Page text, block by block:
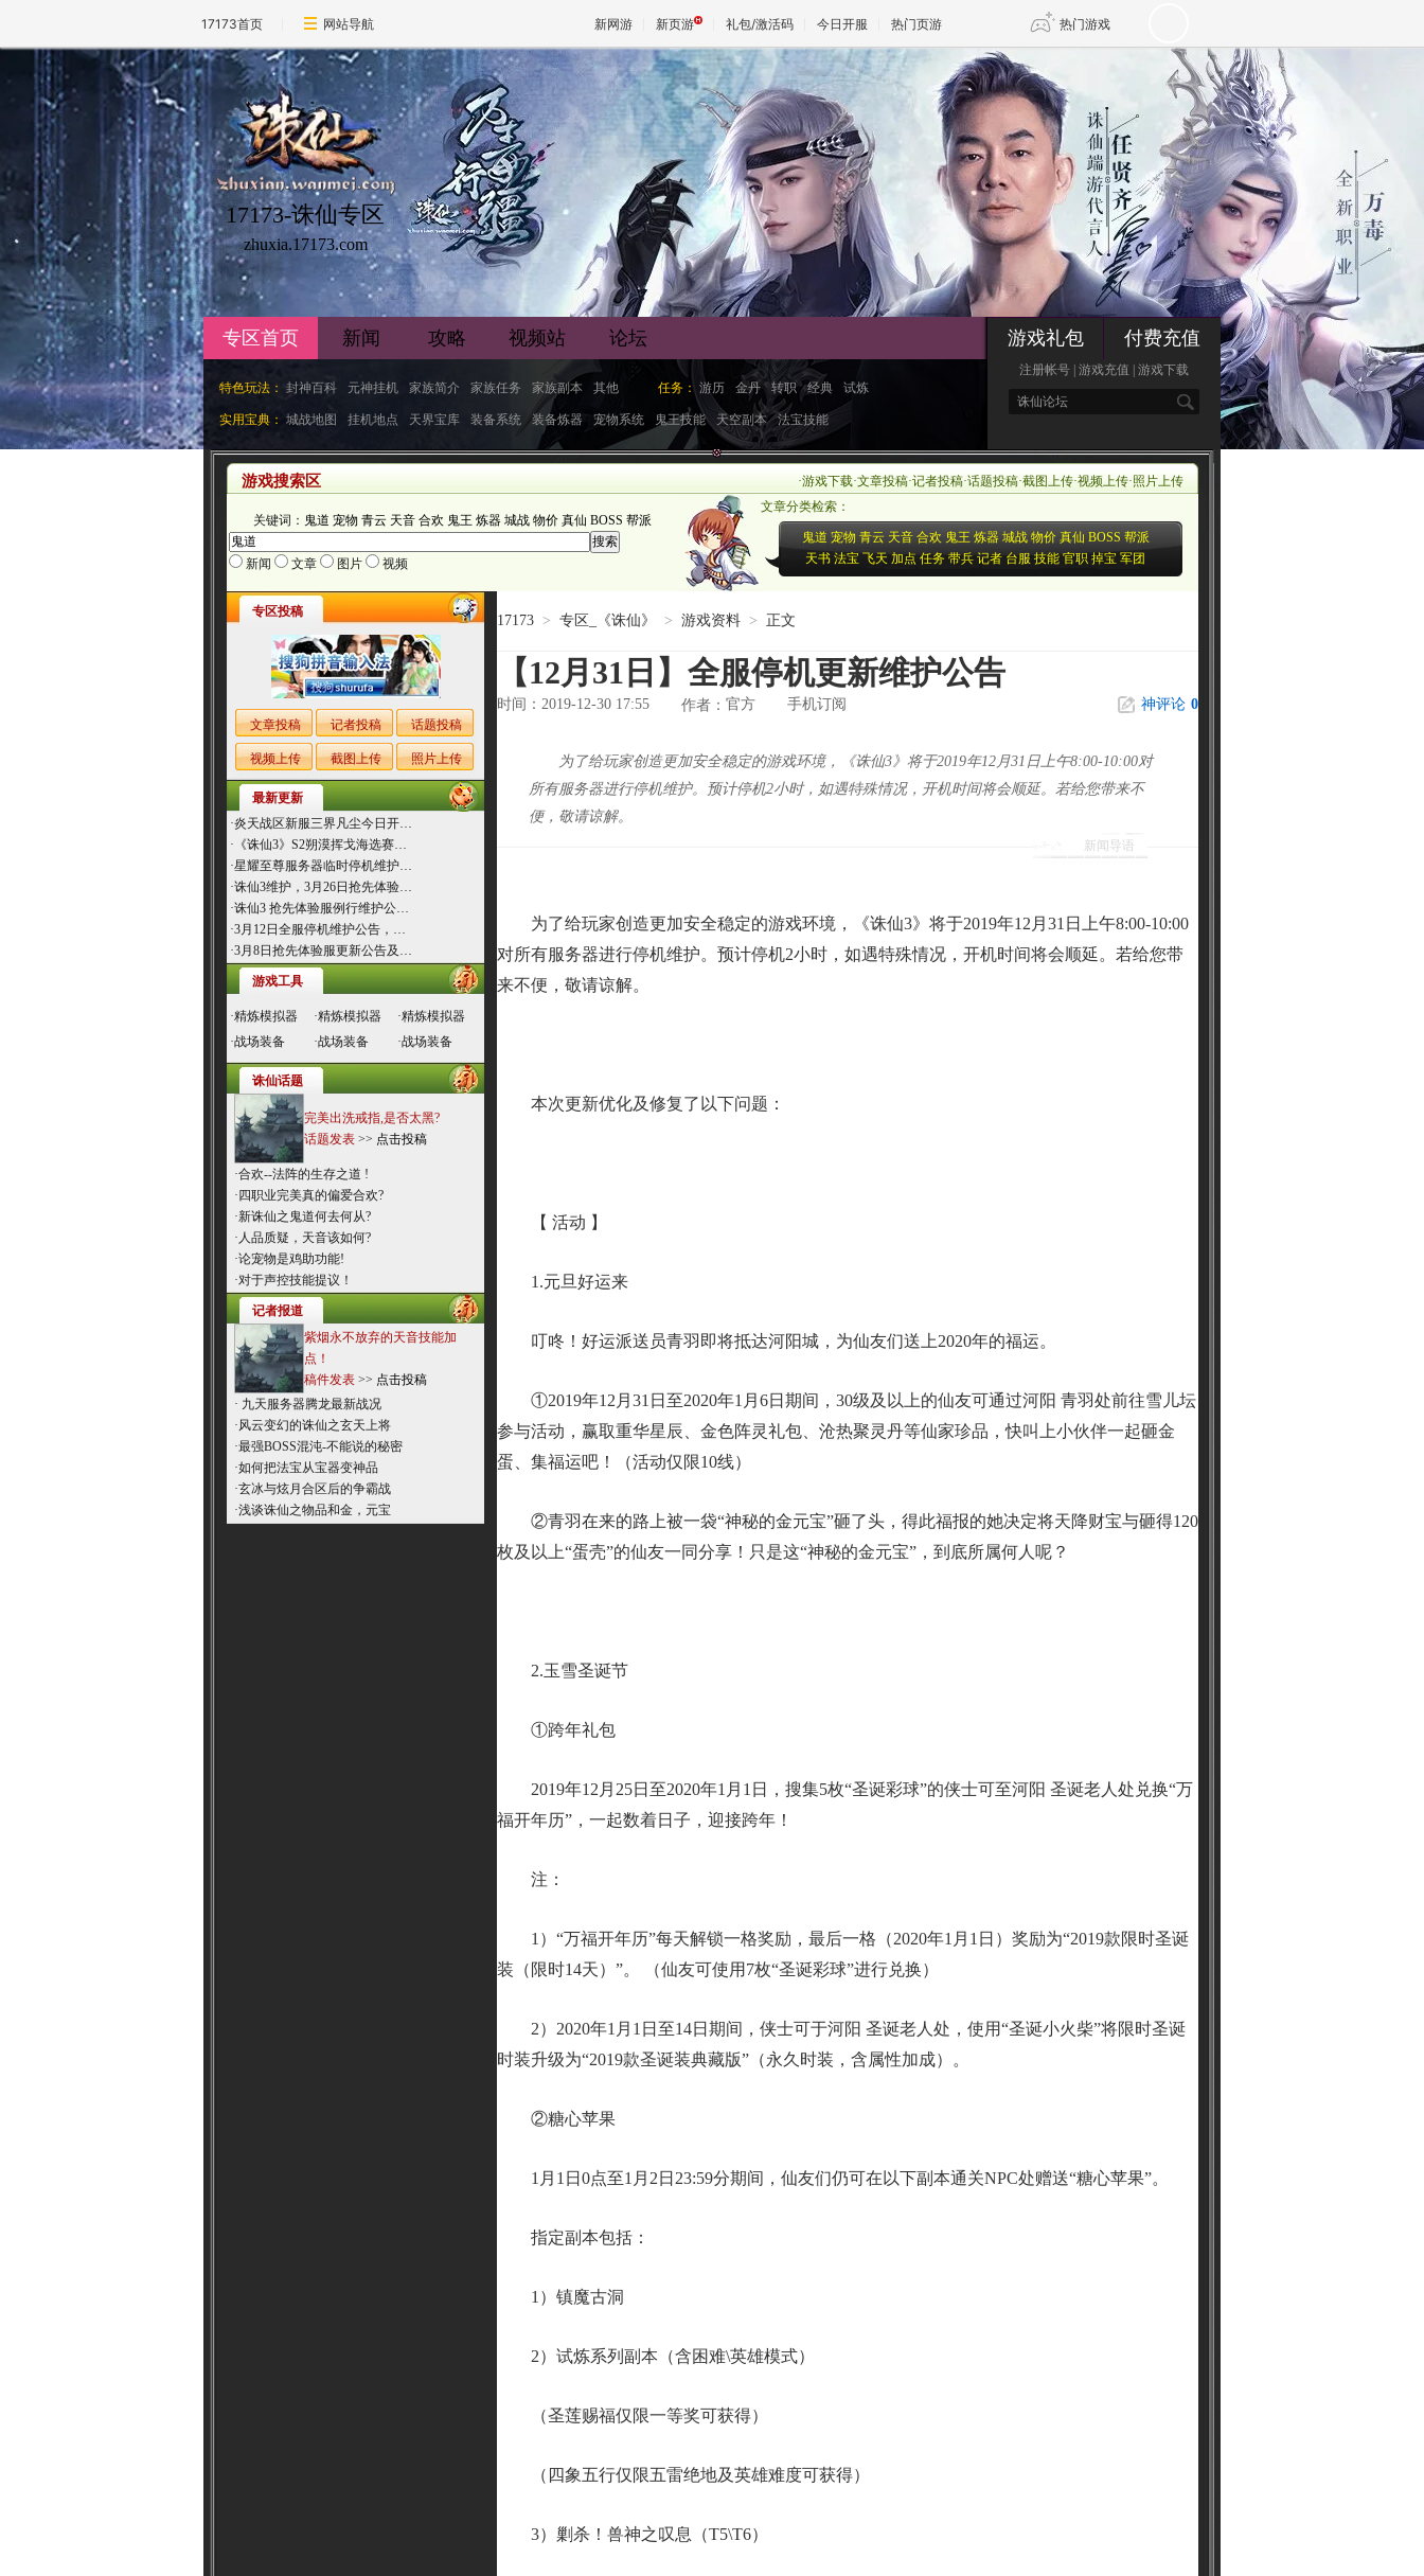
17173首页 网站导航 新网游 新页游 礼包/激活码 今日开服 热门页游 热门游戏
魔兽 DNF 传奇4
天堂 剑网3旗舰版 新天龙八部
王权与自由 诛仙世界 新仙侠5
17173-诛仙专区
zhuxia.17173.com
专区首页 新闻 攻略 视频站 论坛
特色玩法： 封神百科 元神挂机 家族简介 家族任务 家族副本 其他 任务： 游历 金丹 转职 经典 试炼
实用宝典： 城战地图 挂机地点 天界宝库 装备系统 装备炼器 宠物系统 鬼王技能 天空副本 法宝技能
游戏礼包 付费充值
注册帐号 游戏充值 游戏下载
游戏搜索区 ·游戏下载·文章投稿·记者投稿·话题投稿·截图上传·视频上传·照片上传
关键词： 鬼道 宠物 青云 天音 合欢 鬼王 炼器 城战 物价 真仙 BOSS 帮派
新闻 文章 图片 视频
文章分类检索：
鬼道 宠物 青云 天音 合欢 鬼王 炼器 城战 物价 真仙 BOSS 帮派
天书 法宝 飞天 加点 任务 带兵 记者 台服 技能 官职 掉宝 军团
专区投稿
文章投稿 记者投稿 话题投稿
视频上传 截图上传 照片上传
最新更新
·炎天战区新服三界凡尘今日开…
· 《诛仙3》S2朔漠挥戈海选赛…
·星耀至尊服务器临时停机维护…
·诛仙3维护，3月26日抢先体验…
·诛仙3 抢先体验服例行维护公…
·3月12日全服停机维护公告，…
·3月8日抢先体验服更新公告及…
游戏工具
·精炼模拟器 ·精炼模拟器 ·精炼模拟器
·战场装备 ·战场装备 ·战场装备
诛仙话题
完美出洗戒指,是否太黑?
话题发表 >> 点击投稿
·合欢--法阵的生存之道 !
· 四职业完美真的偏爱合欢?
·新诛仙之鬼道何去何从?
· 人品质疑，天音该如何?
·论宠物是鸡助功能!
·对于声控技能提议！
记者报道
紫烟永不放弃的天音技能加
点！
稿件发表 >> 点击投稿
· 九天服务器腾龙最新战况
·风云变幻的诛仙之玄天上将
·最强BOSS混沌-不能说的秘密
·如何把法宝从宝器变神品
·玄冰与炫月合区后的争霸战
·浅谈诛仙之物品和金，元宝
17173 > 专区_《诛仙》 > 游戏资料 > 正文
【12月31日】全服停机更新维护公告
时间：2019-12-30 17:55 作者： 官方 手机订阅 神评论 0
新闻导语
为了给玩家创造更加安全稳定的游戏环境，《诛仙3》将于2019年12月31日上午8:00-10:00对
所有服务器进行停机维护。预计停机2小时，如遇特殊情况，开机时间将会顺延。若给您带来不
便，敬请谅解。
为了给玩家创造更加安全稳定的游戏环境，《诛仙3》将于2019年12月31日上午8:00-10:00
对所有服务器进行停机维护。预计停机2小时，如遇特殊情况，开机时间将会顺延。若给您带
来不便，敬请谅解。
本次更新优化及修复了以下问题：
【 活动 】
1.元旦好运来
叮咚！好运派送员青羽即将抵达河阳城，为仙友们送上2020年的福运。
①2019年12月31日至2020年1月6日期间，30级及以上的仙友可通过河阳 青羽处前往雪儿坛
参与活动，赢取重华星辰、金色阵灵礼包、沧热聚灵丹等仙家珍品，快叫上小伙伴一起砸金
蛋、集福运吧！（活动仅限10线）
②青羽在来的路上被一袋“神秘的金元宝”砸了头，得此福报的她决定将天降财宝与砸得120
枚及以上“蛋壳”的仙友一同分享！只是这“神秘的金元宝”，到底所属何人呢？
2.玉雪圣诞节
①跨年礼包
2019年12月25日至2020年1月1日，搜集5枚“圣诞彩球”的侠士可至河阳 圣诞老人处兑换“万
福开年历”，一起数着日子，迎接跨年！
注：
1）“万福开年历”每天解锁一格奖励，最后一格（2020年1月1日）奖励为“2019款限时圣诞
装（限时14天）”。 （仙友可使用7枚“圣诞彩球”进行兑换）
2）2020年1月1日至14日期间，侠士可于河阳 圣诞老人处，使用“圣诞小火柴”将限时圣诞
时装升级为“2019款圣诞装典藏版”（永久时装，含属性加成）。
②糖心苹果
1月1日0点至1月2日23:59分期间，仙友们仍可在以下副本通关NPC处赠送“糖心苹果”。
指定副本包括：
1）镇魔古洞
2）试炼系列副本（含困难\英雄模式）
（圣莲赐福仅限一等奖可获得）
（四象五行仅限五雷绝地及英雄难度可获得）
3）剿杀！兽神之叹息（T5\T6）